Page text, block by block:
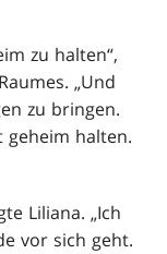
zu halten“,
„Und
zu bringen.
geheim halten.
Liliana. „Ich
vor sich geht.